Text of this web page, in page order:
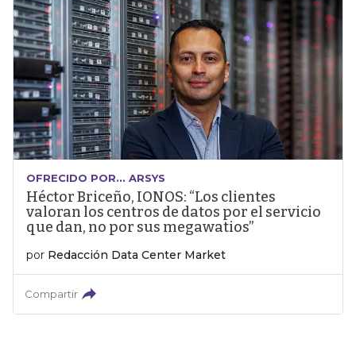
OFRECIDO POR... ARSYS
Héctor Briceño, IONOS: “Los clientes
valoran los centros de datos por el servicio
que dan, no por sus megawatios”
por Redacción Data Center Market
Compartir